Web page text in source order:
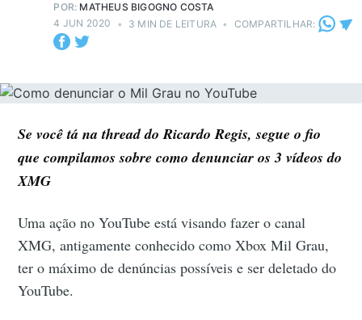
POR: MATHEUS BIGOGNO COSTA
4 JUN 2020
• 3 MIN DE LEITURA • COMPARTILHAR:
Se você tá na thread do Ricardo Regis, segue o fio
que compilamos sobre como denunciar os 3 vídeos do
XMG
Uma ação no YouTube está visando fazer o canal
XMG, antigamente conhecido como Xbox Mil Grau,
ter o máximo de denúncias possíveis e ser deletado do
YouTube.